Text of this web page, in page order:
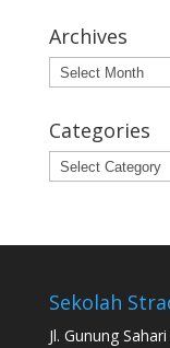
Archives
Archives
Categories
Categories
Sekolah
Jl. Gunung